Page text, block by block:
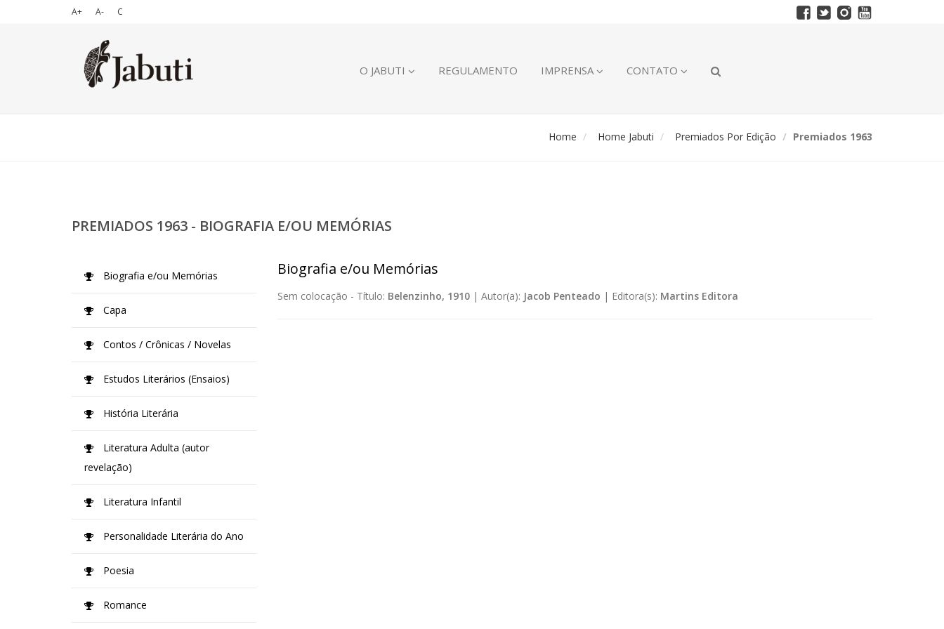
A+ A- C
O JABUTI REGULAMENTO IMPRENSA CONTATO
Home Home Jabuti Premiados Por Edição Premiados 1963
PREMIADOS 1963 - BIOGRAFIA E/OU MEMÓRIAS
Biografia e/ou Memórias
Sem colocação - Título: Belenzinho, 1910| Autor(a): Jacob Penteado | Editora(s): Martins Editora
Biografia e/ou Memórias
Capa
Contos / Crônicas / Novelas
Estudos Literários (Ensaios)
História Literária
Literatura Adulta (autor
revelação)
Literatura Infantil
Personalidade Literária do Ano
Poesia
Romance